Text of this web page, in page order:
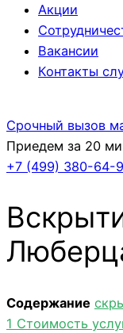
Акции
Вакансии
Контакты
Срочный вызов
Приедем за 20
+7 (499) 380-64-
Содержание
1 Стоимость